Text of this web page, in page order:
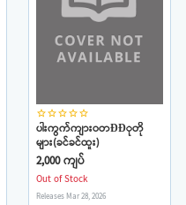
star_borderstar_borderstar_borderstar_borderstar_border
ပါးကွက်ကျားဝတÐÐုတို
များ(ခင်ခင်ထူး)
2,000 ကျပ်
Out of Stock
Releases Mar 28, 2026